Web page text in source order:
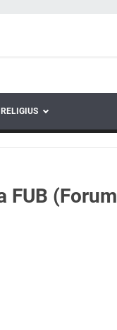
FUB (Forum